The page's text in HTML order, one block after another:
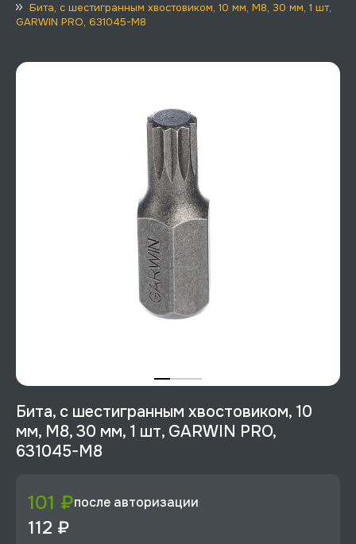
Бита, с шестигранным хвостовиком, 10 мм, M8, 30 мм, 1 шт,
GARWIN PRO, 631045-M8
Бита, с шестигранным хвостовиком, 10
мм, M8, 30 мм, 1 шт, GARWIN PRO,
631045-M8
101 ₽после авторизации
112 ₽